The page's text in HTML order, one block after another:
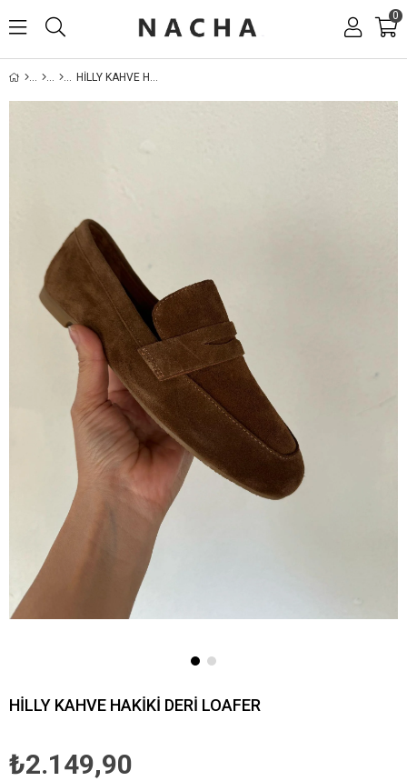
0
HİLLY KAHVE HAKİKİ DERİ LOAFER
HİLLY KAHVE HAKİKİ DERİ LOAFER
₺2.149,90